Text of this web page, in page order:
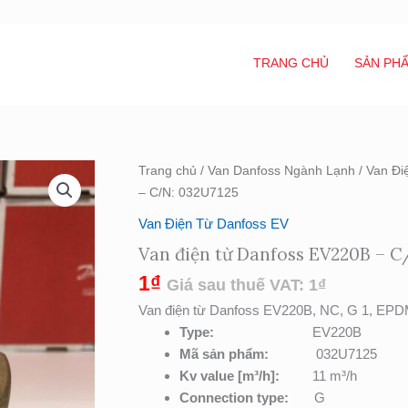
TRANG CHỦ SẢN
Trang chủ / Van Danfoss Ngành Lạnh / Van
– C/N: 032U7125
Van Điện Từ Danfoss EV
Van điện từ Danfoss EV220B –
1₫ Giá sau thuế VAT: 1₫
Van điện từ Danfoss EV220B, NC, G 1,
Type: EV220B
Mã sản phẩm: 032U7125
Kv value [m³/h]: 11 m³/h
Connection type: G
Van
điện
Danfoss
EV220B
-